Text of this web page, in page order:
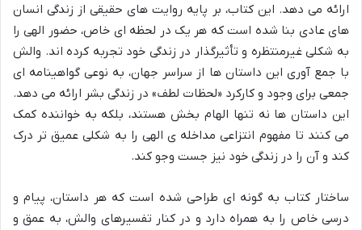
ارائه می دهد. این کتاب، بر پایه روایت های حقیقی از زندگی انسان
های عادی بنا شده است که هر یک در لحظه ای خاص، حضور الهی را
به شکلی غیرمنتظره و تأثیرگذار در زندگی خود تجربه کرده اند. والش
با جمع آوری این داستان ها از سراسر جهان، به نوعی گواهینامه ای
جمعی برای وجود و کارکرد «لحظات لطف» در زندگی بشر ارائه می دهد.
این داستان ها نه تنها الهام بخش هستند، بلکه به خواننده کمک
می کنند تا مفهوم انتزاعی مداخله ی الهی را به شکلی عمیق تر درک
کند و آن را در زندگی خود نیز جست وجو کند.
ساختار کتاب به گونه ای طراحی شده است که هر داستان، پیام و
درسی خاص را به همراه دارد و در کنار تفسیرهای والش، به عمق و